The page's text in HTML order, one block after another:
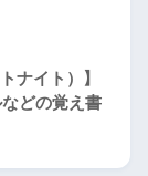
ナイト）】
どの覚え書